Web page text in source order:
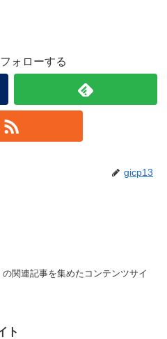
ォローする
gicp13
関連記事を集めたコンテンツサイ
ト